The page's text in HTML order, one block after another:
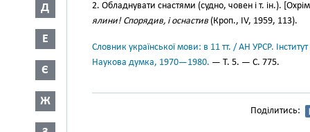
Д
Е
Є
Ж
2. Обладнувати снастями (судно, човен і т. ін.).
ялини! Спорядив, і оснастив (Кроп., IV, 1959, 113).
Словник української мови: в 11 тт. / АН УРСР.
Наукова думка, 1970—1980. — Т. 5. — С. 775.
Поділитись: